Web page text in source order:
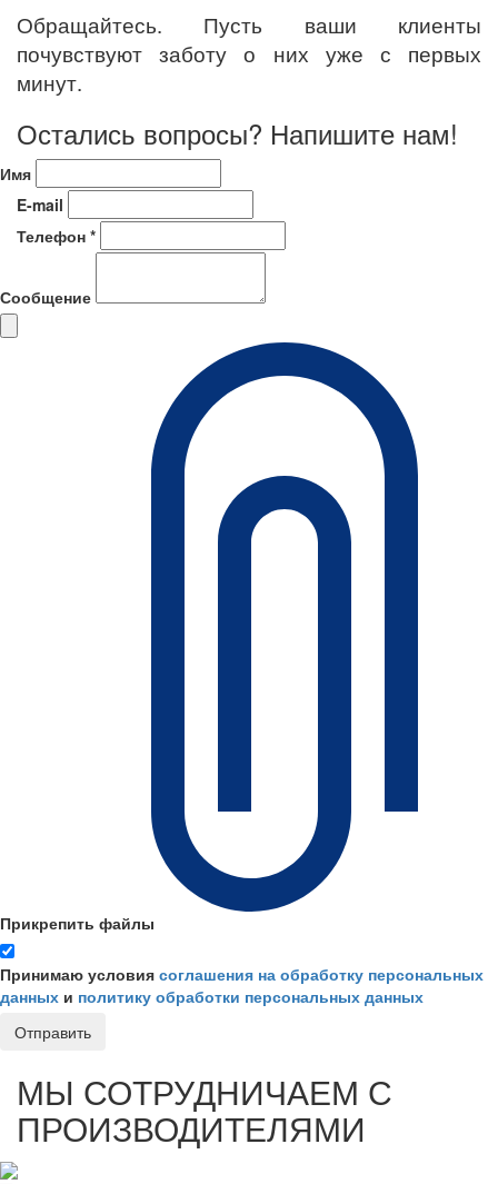
Обращайтесь. Пусть ваши клиенты
почувствуют заботу о них уже с первых
минут.
Остались вопросы? Напишите нам!
Имя
E-mail
Телефон *
Сообщение
Прикрепить файлы
Принимаю условия соглашения на обработку персональных
данных и политику обработки персональных данных
Отправить
МЫ СОТРУДНИЧАЕМ С
ПРОИЗВОДИТЕЛЯМИ